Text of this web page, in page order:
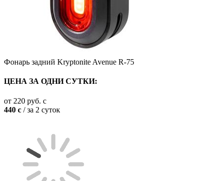
Фонарь задний Kryptonite Avenue R-75
ЦЕНА ЗА ОДНИ СУТКИ:
от 220 руб. c
440 c / за 2 суток